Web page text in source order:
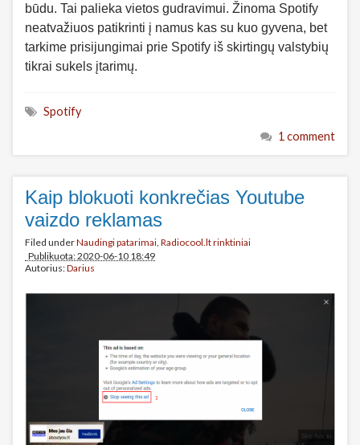
būdu. Tai palieka vietos gudravimui. Žinoma Spotify
neatvažiuos patikrinti į namus kas su kuo gyvena, bet
tarkime prisijungimai prie Spotify iš skirtingų valstybių
tikrai sukels įtarimų.
Spotify
1 comment
Kaip blokuoti konkrečias Youtube
vaizdo reklamas
Filed underNaudingi patarimai Radiocool.lt rinktiniai
Publikuota: 2020-06-10 18:49
Autorius:Darius